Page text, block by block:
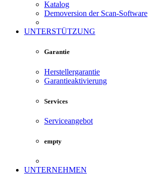
Katalog
Demoversion der Scan-Software
UNTERSTÜTZUNG
Garantie
Herstellergarantie
Garantieaktivierung
Services
Serviceangebot
empty
UNTERNEHMEN